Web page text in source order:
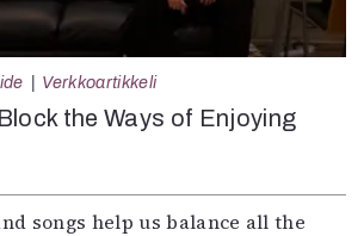
Verkkoartikkeli
the Ways of Enjoying
songs help us balance all the